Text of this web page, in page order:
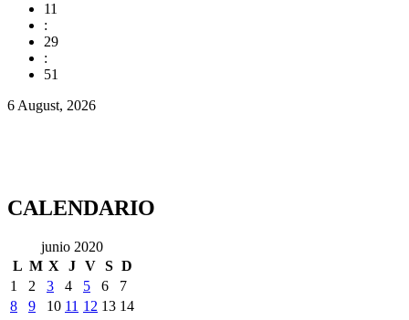
11
:
29
:
51
6 August, 2026
CALENDARIO
junio 2020
L M X J V S D
1
2 3 4 5 6
7
8
9 10 11 12 13 14